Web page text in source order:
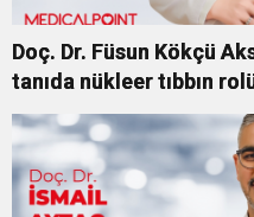
Doç. Dr. Füsun Kökçü
tanıda nükleer tıbbın